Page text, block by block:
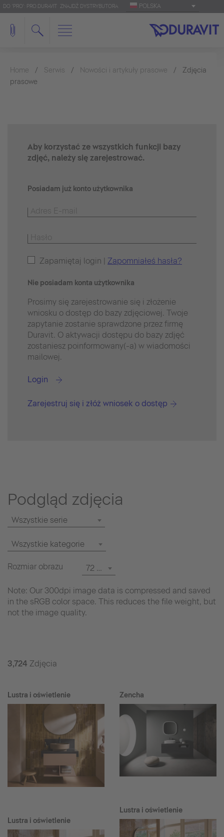
DO 'PRO': PRO.DURAVIT ZNAJDŹ DYSTRYBUTORA POLSKA
Home Serwis Nowości i artykuły prasowe
Zdjęcia
prasowe
Aby korzystać ze wszystkich funkcji bazy
zdjęć, należy się zarejestrować.
Posiadam już konto użytkownika
Zapamiętaj login | Zapomniałeś hasła?
Nie posiadam konta użytkownika
Prosimy się zarejestrowanie się i złożenie
wniosku o dostęp do bazy zdjęciowej. Twoje
zapytanie zostanie sprawdzone przez firmę
Duravit. O aktywacji dostępu do bazy zdjęć
zostaniesz poinformowany(-a) w wiadomości
mailowej.
Login
Zarejestruj się i złóż wniosek o dostęp
Podgląd zdjęcia
Wszystkie serie
Wszystkie kategorie
Rozmiar obrazu 72 dpi
Note: Our 300dpi image data is compressed and saved
in the sRGB color space. This reduces the file weight, but
not the image quality.
3,724 Zdjęcia
Lustra i oświetlenie
Lustra i oświetlenie
Zencha
Lustra i oświetlenie